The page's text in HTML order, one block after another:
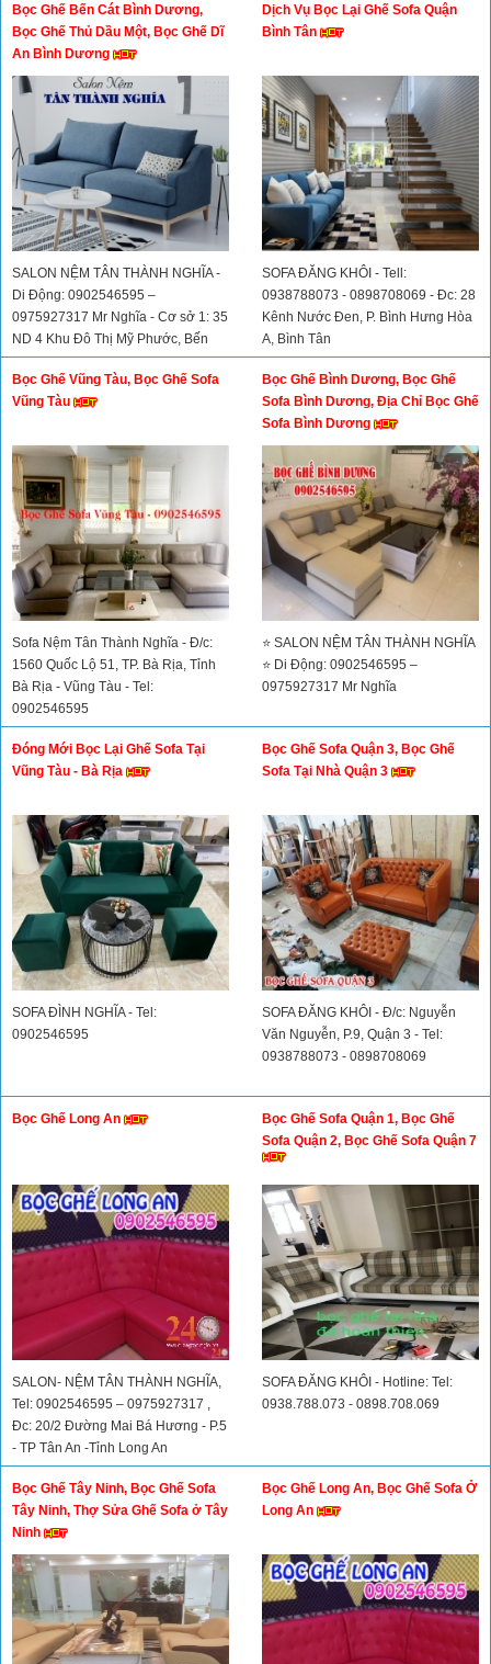
Bọc Ghế Bến Cát Bình Dương,
Bọc Ghế Thủ Dầu Một, Bọc Ghế Dĩ
An Bình Dương
SALON NỆM TÂN THÀNH NGHĨA -
Di Động: 0902546595 –
0975927317 Mr Nghĩa - Cơ sở 1: 35
ND 4 Khu Đô Thị Mỹ Phước, Bến
Cát – Bình Dương - Cơ sở 2: 34/1
Đường Tân Lập, Thị Xã Dĩ An, Bình
Dương
Dịch Vụ Bọc Lại Ghế Sofa Quận
Bình Tân
SOFA ĐĂNG KHÔI - Tell:
0938788073 - 0898708069 - Đc: 28
Kênh Nước Đen, P. Bình Hưng Hòa
A, Bình Tân
Bọc Ghế Vũng Tàu, Bọc Ghế Sofa
Vũng Tàu
Sofa Nệm Tân Thành Nghĩa - Đ/c:
1560 Quốc Lộ 51, TP. Bà Rịa, Tỉnh
Bà Rịa - Vũng Tàu - Tel:
0902546595
Bọc Ghế Bình Dương, Bọc Ghế
Sofa Bình Dương, Địa Chỉ Bọc Ghế
Sofa Bình Dương
⭐ SALON NỆM TÂN THÀNH NGHĨA
⭐ Di Động: 0902546595 –
0975927317 Mr Nghĩa
Đóng Mới Bọc Lại Ghế Sofa Tại
Vũng Tàu - Bà Rịa
SOFA ĐÌNH NGHĨA - Tel:
0902546595
Bọc Ghế Sofa Quận 3, Bọc Ghế
Sofa Tại Nhà Quận 3
SOFA ĐĂNG KHÔI - Đ/c: Nguyễn
Văn Nguyễn, P.9, Quận 3 - Tel:
0938788073 - 0898708069
Bọc Ghế Long An
SALON- NỆM TÂN THÀNH NGHĨA,
Tel: 0902546595 – 0975927317 ,
Đc: 20/2 Đường Mai Bá Hương - P.5
- TP Tân An -Tỉnh Long An
Bọc Ghế Sofa Quận 1, Bọc Ghế
Sofa Quận 2, Bọc Ghế Sofa Quận 7
SOFA ĐĂNG KHÔI - Hotline: Tel:
0938.788.073 - 0898.708.069
Bọc Ghế Tây Ninh, Bọc Ghế Sofa
Tây Ninh, Thợ Sửa Ghế Sofa ở Tây
Ninh
Bọc Ghế Long An, Bọc Ghế Sofa Ở
Long An